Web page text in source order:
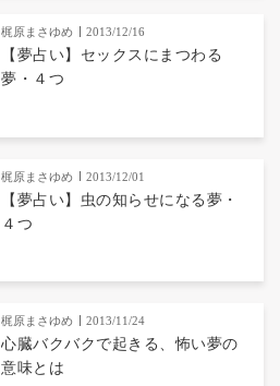
梶原まさゆめ 2013/12/16
【夢占い】セックスにまつわる
夢・４つ
梶原まさゆめ 2013/12/01
【夢占い】虫の知らせになる夢・
４つ
梶原まさゆめ 2013/11/24
心臓バクバクで起きる、怖い夢の
意味とは